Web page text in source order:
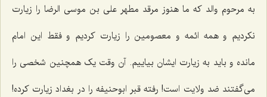
به مرحوم والد که ما هنوز مرقد مطهر علی بن موسی الرضا را زیارت
نکردیم و همه ائمه و معصومین را زیارت کردیم و فقط این امام
مانده و باید به زیارت ایشان بیاییم. آن وقت یک همچنین شخصی را
می‌گفتند ضد ولایت است! رفته قبر ابوحنیفه را در بغداد زیارت کرده!